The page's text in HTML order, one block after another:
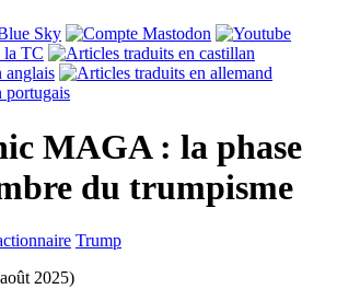
MAGA : la phase
du trumpisme
Trump
2025)